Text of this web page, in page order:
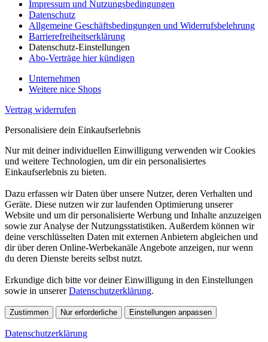
Impressum und Nutzungsbedingungen
Datenschutz
Allgemeine Geschäftsbedingungen und Widerrufsbelehrung
Barrierefreiheitserklärung
Datenschutz-Einstellungen
Abo-Verträge hier kündigen
Unternehmen
Weitere nice Shops
Vertrag widerrufen
Personalisiere dein Einkaufserlebnis
Nur mit deiner individuellen Einwilligung verwenden wir Cookies
und weitere Technologien, um dir ein personalisiertes
Einkaufserlebnis zu bieten.
Dazu erfassen wir Daten über unsere Nutzer, deren Verhalten und
Geräte. Diese nutzen wir zur laufenden Optimierung unserer
Website und um dir personalisierte Werbung und Inhalte anzuzeigen
sowie zur Analyse der Nutzungsstatistiken. Außerdem können wir
deine verschlüsselten Daten mit externen Anbietern abgleichen und
dir über deren Online-Werbekanäle Angebote anzeigen, nur wenn
du deren Dienste bereits selbst nutzt.
Erkundige dich bitte vor deiner Einwilligung in den Einstellungen
sowie in unsererDatenschutzerklärung.
Zustimmen Nur erforderliche Einstellungen anpassen
Datenschutzerklärung